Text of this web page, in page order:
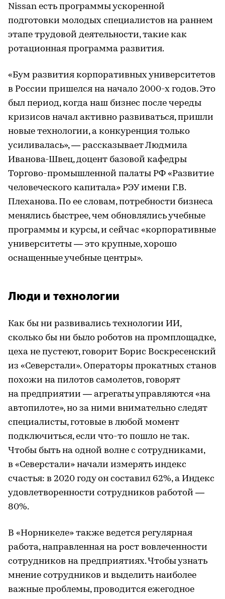
Nissan есть программы ускоренной
подготовки молодых специалистов на раннем
этапе трудовой деятельности, такие как
ротационная программа развития.
«Бум развития корпоративных университетов
в России пришелся на начало 2000-х годов. Это
был период, когда наш бизнес после череды
кризисов начал активно развиваться, пришли
новые технологии, а конкуренция только
усиливалась», — рассказывает Людмила
Иванова-Швец, доцент базовой кафедры
Торгово-промышленной палаты РФ «Развитие
человеческого капитала» РЭУ имени Г.В.
Плеханова. По ее словам, потребности бизнеса
менялись быстрее, чем обновлялись учебные
программы и курсы, и сейчас «корпоративные
университеты — это крупные, хорошо
оснащенные учебные центры».
Люди и технологии
Как бы ни развивались технологии ИИ,
сколько бы ни было роботов на промплощадке,
цеха не пустеют, говорит Борис Воскресенский
из «Северстали». Операторы прокатных станов
похожи на пилотов самолетов, говорят
на предприятии — агрегаты управляются «на
автопилоте», но за ними внимательно следят
специалисты, готовые в любой момент
подключиться, если что-то пошло не так.
Чтобы быть на одной волне с сотрудниками,
в «Северстали» начали измерять индекс
счастья: в 2020 году он составил 62%, а Индекс
удовлетворенности сотрудников работой —
80%.
В «Норникеле» также ведется регулярная
работа, направленная на рост вовлеченности
сотрудников на предприятиях. Чтобы узнать
мнение сотрудников и выделить наиболее
важные проблемы, проводится ежегодное